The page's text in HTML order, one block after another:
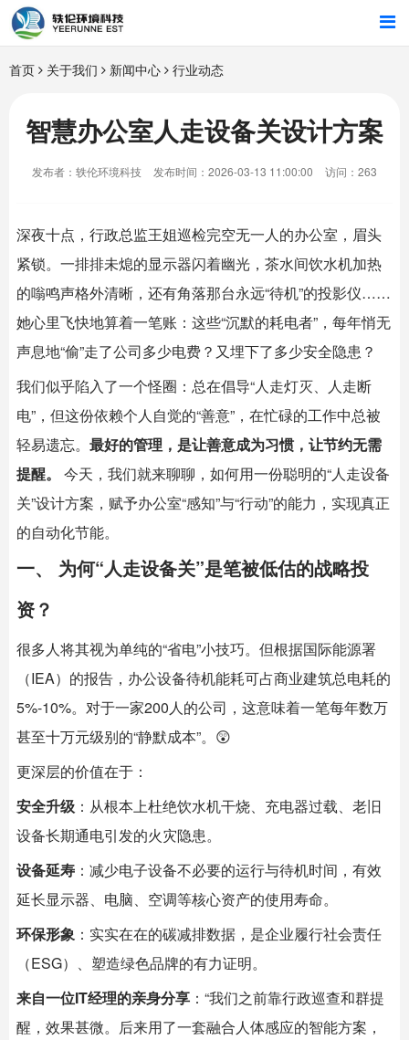
首页
行业解决方案
智能硬件
关于我们
首页 关于我们 新闻中心 行业动态
智慧办公室人走设备关设计方案
发布者：轶伦环境科技 发布时间：2026-03-13 11:00:00 访问：263
深夜十点，行政总监王姐巡检完空无一人的办公室，眉头
紧锁。一排排未熄的显示器闪着幽光，茶水间饮水机加热
的嗡鸣声格外清晰，还有角落那台永远“待机”的投影仪……
她心里飞快地算着一笔账：这些“沉默的耗电者”，每年悄无
声息地“偷”走了公司多少电费？又埋下了多少安全隐患？
我们似乎陷入了一个怪圈：总在倡导“人走灯灭、人走断
电”，但这份依赖个人自觉的“善意”，在忙碌的工作中总被
轻易遗忘。 最好的管理，是让善意成为习惯，让节约无需
提醒。
​ 今天，我们就来聊聊，如何用一份聪明的“人走设备
关”设计方案，赋予办公室“感知”与“行动”的能力，实现真正
的自动化节能。
一、 为何“人走设备关”是笔被低估的战略投
资？
很多人将其视为单纯的“省电”小技巧。但根据国际能源署
（IEA）的报告，办公设备待机能耗可占商业建筑总电耗的
5%-10%。对于一家200人的公司，这意味着一笔每年数万
甚至十万元级别的“静默成本”。😲
更深层的价值在于：
安全升级 ：从根本上杜绝饮水机干烧、充电器过载、老旧
设备长期通电引发的火灾隐患。
设备延寿 ：减少电子设备不必要的运行与待机时间，有效
延长显示器、电脑、空调等核心资产的使用寿命。
环保形象 ：实实在在的碳减排数据，是企业履行社会责任
（ESG）、塑造绿色品牌的有力证明。
来自一位IT经理的亲身分享 ：“我们之前靠行政巡查和群提
醒，效果甚微。后来用了一套融合人体感应的智能方案，